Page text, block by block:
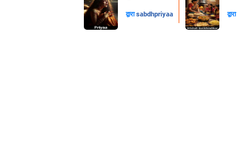
द्वाराsabdhpriyaa द्वारा